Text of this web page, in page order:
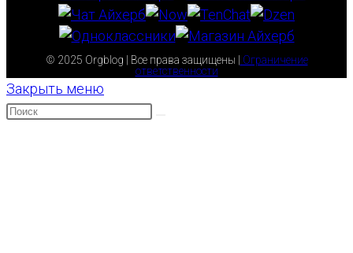
© 2025 Orgblog | Все права защищены |
Ограничение
ответственности
Закрыть меню